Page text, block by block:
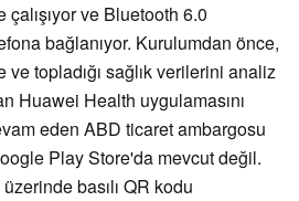
ve Bluetooth 6.0
bağlanıyor. Kurulumdan önce,
ve topladığı sağlık verilerini analiz
Huawei Health uygulamasını
eden ABD ticaret ambargosu
Play Store'da mevcut değil.
basılı QR kodu